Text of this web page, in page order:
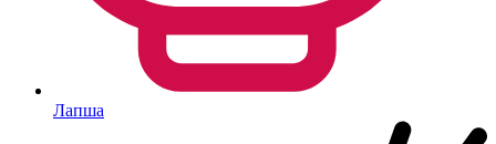
Лапша